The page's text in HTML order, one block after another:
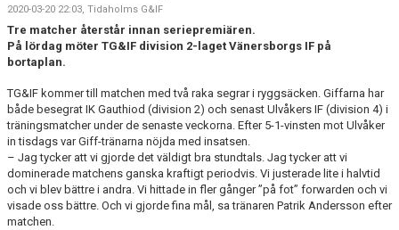
SOUVENIRER
GAMLA GIFFS TORSDAGSTRÄFFAR
MATCHER
CUPER ARBETSBESKRIVNING
PLANSCHEMA
2020-03-20 22:03, Tidaholms G&IF
Tre matcher återstår innan seriepremiären.
På lördag möter TG&IF division 2-laget Vänersborgs IF på
bortaplan.
TG&IF kommer till matchen med två raka segrar i ryggsäcken. Giffarna har
både besegrat IK Gauthiod (division 2) och senast Ulvåkers IF (division 4) i
träningsmatcher under de senaste veckorna. Efter 5-1-vinsten mot Ulvåker
in tisdags var Giff-tränarna nöjda med insatsen.
– Jag tycker att vi gjorde det väldigt bra stundtals. Jag tycker att vi
dominerade matchens ganska kraftigt periodvis. Vi justerade lite i halvtid
och vi blev bättre i andra. Vi hittade in fler gånger ”på fot” forwarden och vi
visade oss bättre. Och vi gjorde fina mål, sa tränaren Patrik Andersson efter
matchen.